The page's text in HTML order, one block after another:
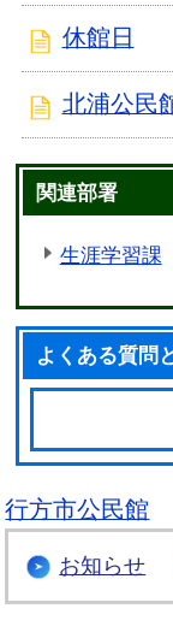
休館日
北浦公民
関連部署
生涯学習課
よくある質問
行方市公民館
お知らせ